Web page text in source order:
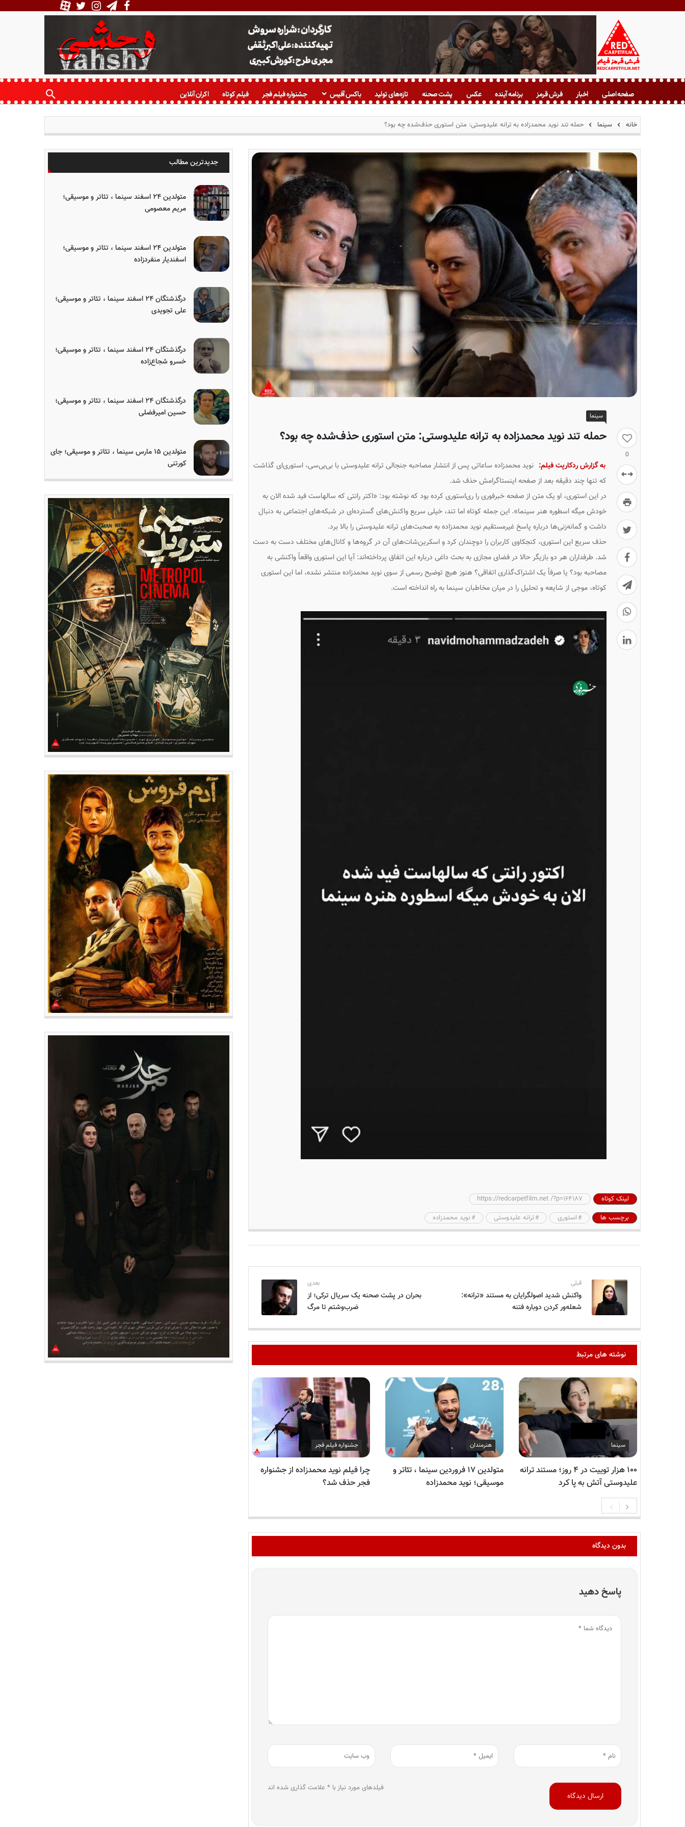
ف
ش
م
ز
صفحه اصلی اخبار فرش قرمز برنامه آینده عکس پشت صحنه تازه‌های تولید باکس آفیس جشنواره فیلم فجر فیلم کوتاه اکران آنلاین
خانه سینما حمله تند نوید محمدزاده به ترانه علیدوستی: متن استوری حذف‌شده چه بود؟
0
سینما
حمله تند نوید محمدزاده به ترانه علیدوستی: متن استوری حذف‌شده چه بود؟
به گزارش ردکارپت فیلم: نوید محمدزاده ساعاتی پس از انتشار مصاحبه جنجالی ترانه علیدوستی با بی‌بی‌سی، استوری‌ای گذاشت
که تنها چند دقیقه بعد از صفحه اینستاگرامش حذف شد.
در این استوری، او یک متن از صفحه خبرفوری را ری‌استوری کرده بود که نوشته بود: «اکتر رانتی که سالهاست فید شده الان به
خودش میگه اسطوره هنر سینما». این جمله کوتاه اما تند، خیلی سریع واکنش‌های گسترده‌ای در شبکه‌های اجتماعی به دنبال
داشت و گمانه‌زنی‌ها درباره پاسخ غیرمستقیم نوید محمدزاده به صحبت‌های ترانه علیدوستی را بالا برد.
حذف سریع این استوری، کنجکاوی کاربران را دوچندان کرد و اسکرین‌شات‌های آن در گروه‌ها و کانال‌های مختلف دست به دست
شد. طرفداران هر دو بازیگر حالا در فضای مجازی به بحث داغی درباره این اتفاق پرداخته‌اند: آیا این استوری واقعاً واکنشی به
مصاحبه بود؟ یا صرفاً یک اشتراک‌گذاری اتفاقی؟ هنوز هیچ توضیح رسمی از سوی نوید محمدزاده منتشر نشده، اما این استوری
کوتاه، موجی از شایعه و تحلیل را در میان مخاطبان سینما به راه انداخته است.
لینک کوتاه
https://redcarpetfilm.net /?p=164187
برچسب ها
استوری ترانه علیدوستی نوید محمدزاده
قبلی
واکنش شدید اصولگرایان به مستند «ترانه»:
شعله‌ور کردن دوباره فتنه
بعدی
بحران در پشت صحنه یک سریال ترکی؛ از
ضرب‌وشتم تا مرگ
نوشته های مرتبط
سینما
۱۰۰ هزار توییت در ۴ روز؛ مستند ترانه
علیدوستی آتش به پا کرد
هنرمندان
متولدین ۱۷ فروردین سینما ، تئاتر و
موسیقی؛ نوید محمدزاده
جشنواره فیلم فجر
چرا فیلم نوید محمدزاده از جشنواره
فجر حذف شد؟
بدون دیدگاه
پاسخ دهید
فیلدهای مورد نیاز با * علامت گذاری شده اند
جدیدترین مطالب
متولدین ۲۴ اسفند سینما ، تئاتر و موسیقی؛
مریم معصومی
متولدین ۲۴ اسفند سینما ، تئاتر و موسیقی؛
اسفندیار منفردزاده
درگذشتگان ۲۴ اسفند سینما ، تئاتر و موسیقی؛
علی تجویدی
درگذشتگان ۲۴ اسفند سینما ، تئاتر و موسیقی؛
خسرو شجاع‌زاده
درگذشتگان ۲۴ اسفند سینما ، تئاتر و موسیقی؛
حسین امیرفضلی
متولدین ۱۵ مارس سینما ، تئاتر و موسیقی؛ جای
کورتنی